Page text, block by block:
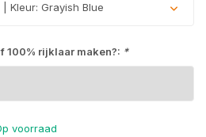
| Kleur: Grayish Blue
100% rijklaar maken?: *
voorraad